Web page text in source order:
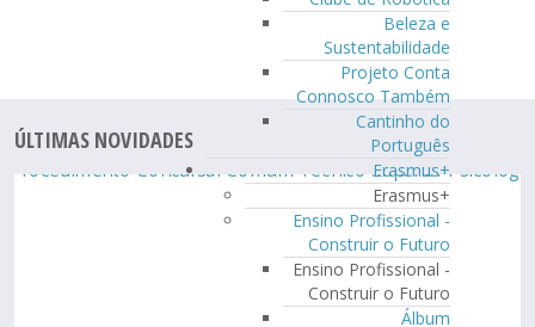
Beleza e
Sustentabilidade
Projeto Conta
Connosco Também
Cantinho do
Português
Erasmus+
Erasmus+
Ensino Profissional -
Construir o Futuro
Ensino Profissional -
Construir o Futuro
Álbum
ÚLTIMAS NOVIDADES